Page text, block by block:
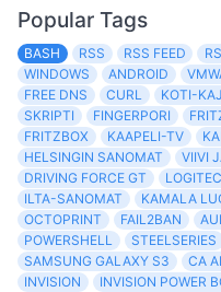
Popular Tags
BASH RSS RSS FEED
WINDOWS
ANDROID
FREE DNS
CURL KOTI-
SKRIPTI
FINGERPORI
FRITZBOX
KAAPELI-TV
HELSINGIN SANOMAT
VIIVI
DRIVING FORCE GT
ILTA-SANOMAT
KAMALA
OCTOPRINT
FAIL2BAN
POWERSHELL
STEELSERIES
SAMSUNG GALAXY S3
CA
INVISION
INVISION POWER